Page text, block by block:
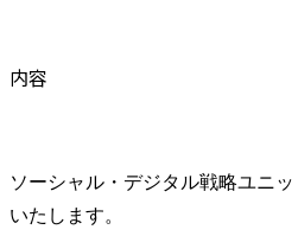
内容
ソーシャル・デジタル戦略ユニ
いたします。